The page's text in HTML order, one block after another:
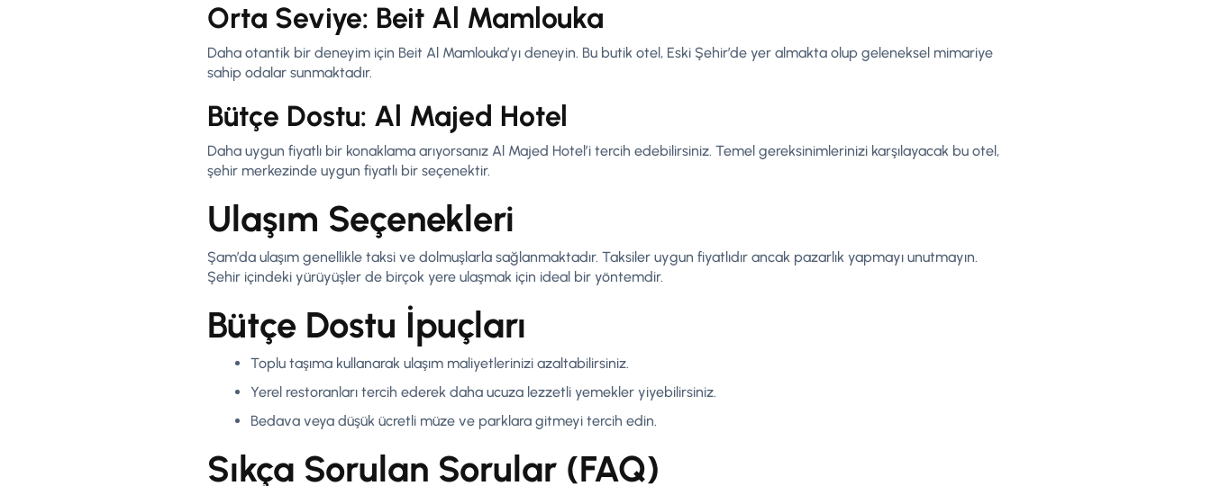
Orta Seviye: Beit Al Mamlouka
Daha otantik bir deneyim için Beit Al Mamlouka’yı deneyin. Bu butik otel, Eski Şehir’de yer almakta olup geleneksel mimariye
sahip odalar sunmaktadır.
Bütçe Dostu: Al Majed Hotel
Daha uygun fiyatlı bir konaklama arıyorsanız Al Majed Hotel’i tercih edebilirsiniz. Temel gereksinimlerinizi karşılayacak bu otel,
şehir merkezinde uygun fiyatlı bir seçenektir.
Ulaşım Seçenekleri
Şam’da ulaşım genellikle taksi ve dolmuşlarla sağlanmaktadır. Taksiler uygun fiyatlıdır ancak pazarlık yapmayı unutmayın.
Şehir içindeki yürüyüşler de birçok yere ulaşmak için ideal bir yöntemdir.
Bütçe Dostu İpuçları
Toplu taşıma kullanarak ulaşım maliyetlerinizi azaltabilirsiniz.
Yerel restoranları tercih ederek daha ucuza lezzetli yemekler yiyebilirsiniz.
Bedava veya düşük ücretli müze ve parklara gitmeyi tercih edin.
Sıkça Sorulan Sorular (FAQ)